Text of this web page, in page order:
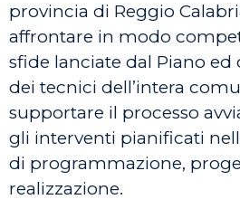
provincia di Reggio
affrontare in modo
sfide lanciate dal Piano
dei tecnici dell’intera
supportare il processo
gli interventi pianificati
di programmazione,
realizzazione.